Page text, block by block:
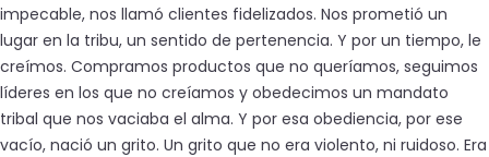
impecable, nos llamó clientes fidelizados. Nos prometió un
lugar en la tribu, un sentido de pertenencia. Y por un tiempo, le
creímos. Compramos productos que no queríamos, seguimos
líderes en los que no creíamos y obedecimos un mandato
tribal que nos vaciaba el alma. Y por esa obediencia, por ese
vacío, nació un grito. Un grito que no era violento, ni ruidoso. Era